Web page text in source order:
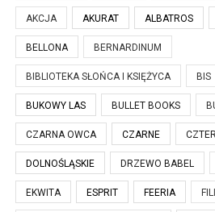
AKCJA AKURAT ALBATROS
BELLONA BERNARDINUM
BIBLIOTEKA SŁOŃCA I KSIĘŻYCA BIS
BUKOWY LAS BULLET BOOKS
CZARNA OWCA CZARNE
DOLNOŚLĄSKIE DRZEWO BABEL
EKWITA ESPRIT FEERIA